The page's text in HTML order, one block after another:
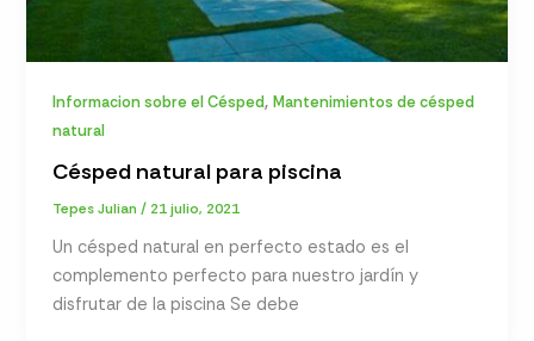
Informacion sobre el Césped,Mantenimientos de césped
natural
Césped natural para piscina
Tepes Julian/ 21 julio, 2021
Un césped natural en perfecto estado es el
complemento perfecto para nuestro jardín y
disfrutar de la piscina Se debe